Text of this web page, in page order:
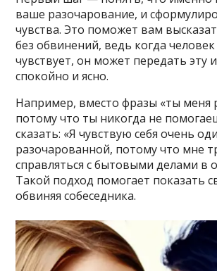
ваше разочарование, и
чувства. Это поможет вам
без обвинений, ведь когда
чувствует, он может передать
спокойно и ясно.
Например, вместо фразы «ты меня
потому что ты никогда не
сказать: «Я чувствую себя очень
разочарованной, потому что мне
справляться с бытовыми делами в
Такой подход помогает показать
обвиняя собеседника.